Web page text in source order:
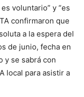
voluntario” y “es
confirmaron que
a la espera del
de junio, fecha en
y se sabrá con
local para asistir a